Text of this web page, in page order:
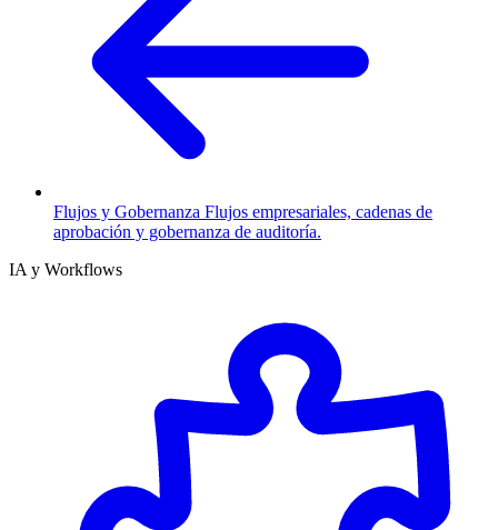
Flujos y Gobernanza Flujos empresariales, cadenas de
aprobación y gobernanza de auditoría.
IA y Workflows